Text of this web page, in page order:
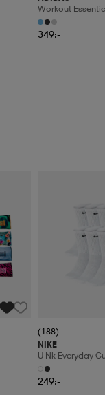
Workout
349:-
(188)
NIKE
U Nk Everyday
6pr-Bd
249:-